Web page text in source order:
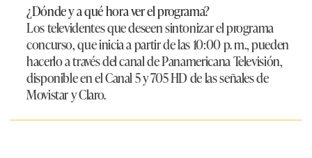
¿Dónde y a qué hora ver el programa?
Los televidentes que deseen sintonizar el programa
concurso, que inicia a partir de las 10:00 p. m., pueden
hacerlo a través del canal de Panamericana Televisión,
disponible en el Canal 5 y 705 HD de las señales de
Movistar y Claro.